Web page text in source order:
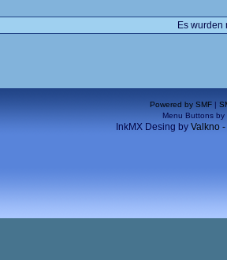
Es wurden
Powered by SMF |
Menu Buttons by
InkMX Desing by Valkno